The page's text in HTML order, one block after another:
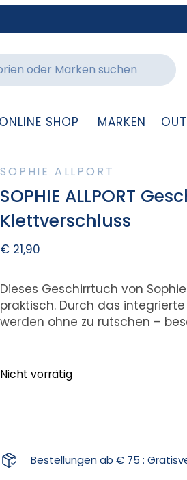
ONLINE SHOP MARKEN
SOPHIE ALLPORT
SOPHIE ALLPORT
Klettverschluss
€ 21,90
Dieses Geschirrtuch von
praktisch. Durch das
werden ohne zu rutschen –
Nicht vorrätig
Bestellungen ab € 75 :